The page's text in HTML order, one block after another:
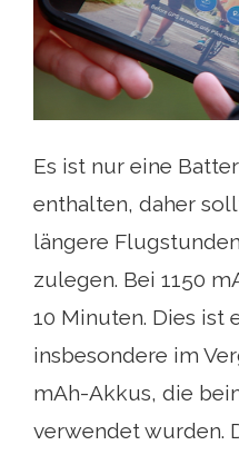
Es ist nur eine
enthalten, daher
längere
zulegen. Bei 1150
10 Minuten. Dies ist
insbesondere im
mAh-Akkus, die
verwendet wurden.